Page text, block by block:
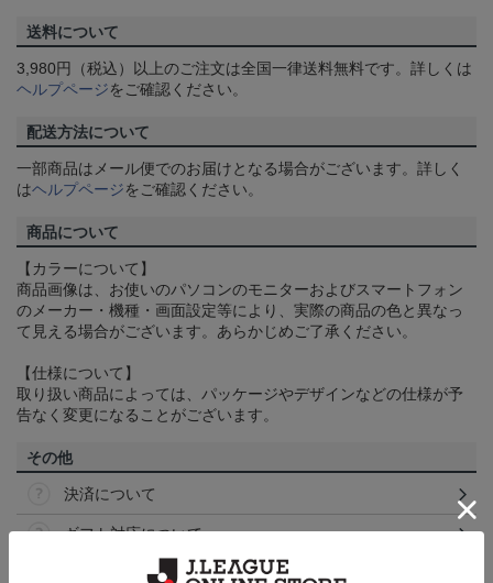
送料について
3,980円（税込）以上のご注文は全国一律送料無料です。詳しくは
ヘルプページをご確認ください。
配送方法について
一部商品はメール便でのお届けとなる場合がございます。詳しく
はヘルプページをご確認ください。
商品について
【カラーについて】
商品画像は、お使いのパソコンのモニターおよびスマートフォン
のメーカー・機種・画面設定等により、実際の商品の色と異なっ
て見える場合がございます。あらかじめご了承ください。
【仕様について】
取り扱い商品によっては、パッケージやデザインなどの仕様が予
告なく変更になることがございます。
その他
決済について
ギフト対応について
ヘルプページ